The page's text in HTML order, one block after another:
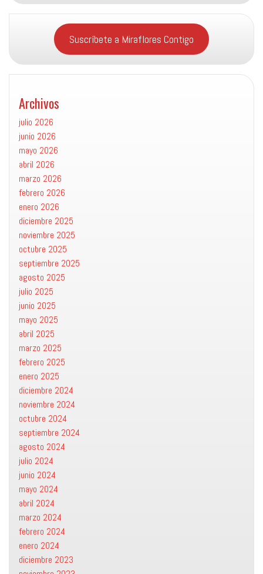
Suscríbete a Miraflores Contigo
Archivos
julio 2026
junio 2026
mayo 2026
abril 2026
marzo 2026
febrero 2026
enero 2026
diciembre 2025
noviembre 2025
octubre 2025
septiembre 2025
agosto 2025
julio 2025
junio 2025
mayo 2025
abril 2025
marzo 2025
febrero 2025
enero 2025
diciembre 2024
noviembre 2024
octubre 2024
septiembre 2024
agosto 2024
julio 2024
junio 2024
mayo 2024
abril 2024
marzo 2024
febrero 2024
enero 2024
diciembre 2023